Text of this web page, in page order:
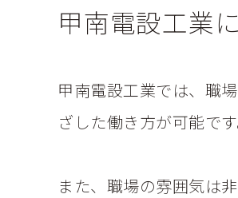
甲南電設工業
甲南電設工業では、職
ざした働き方が可能で
また、職場の雰囲気は